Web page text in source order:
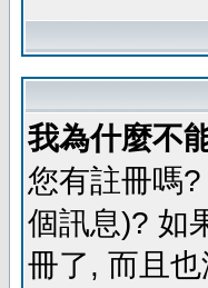
我為什麼不
您有註冊嗎
個訊息)? 如
冊了, 而且